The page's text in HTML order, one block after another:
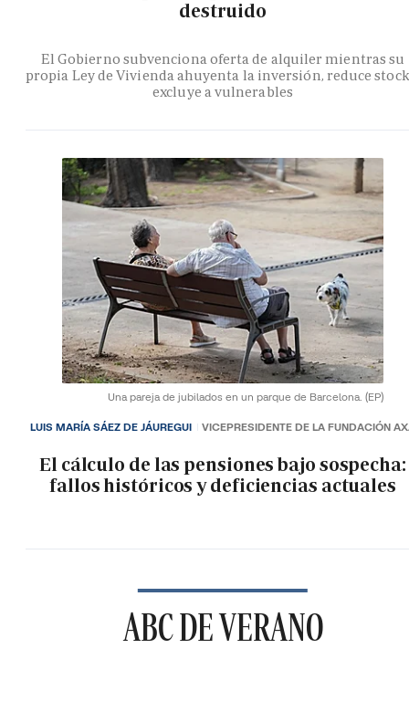
destruido
El Gobierno subvenciona oferta de alquiler mientras su
propia Ley de Vivienda ahuyenta la inversión, reduce
excluye a vulnerables
Una pareja de jubilados en un parque de Barcelona. (EP)
El cálculo de las pensiones bajo sospecha:
fallos históricos y deficiencias actuales
LUIS MARÍA SÁEZ DE JÁUREGUI VICEPRESIDENTE DE LA FUNDACIÓN
ABC DE VERANO